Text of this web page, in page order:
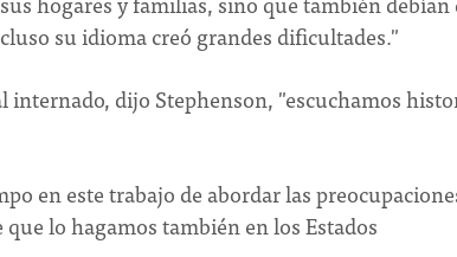
su idioma creó grandes dificultades."
dijo Stephenson, "escuchamos
en este trabajo de abordar las
lo hagamos también en los Estados